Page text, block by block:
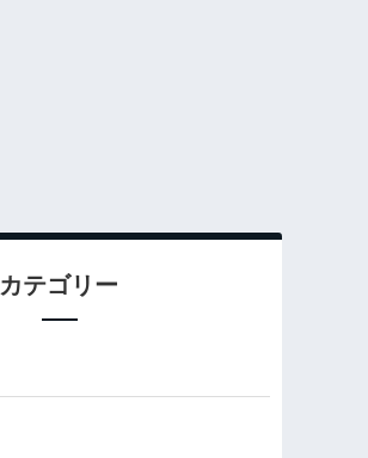
カテゴリー